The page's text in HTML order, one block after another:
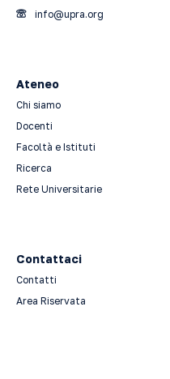
info@upra.org
Ateneo
Chi siamo
Docenti
Facoltà e Istituti
Ricerca
Rete Universitarie
Contattaci
Contatti
Area Riservata